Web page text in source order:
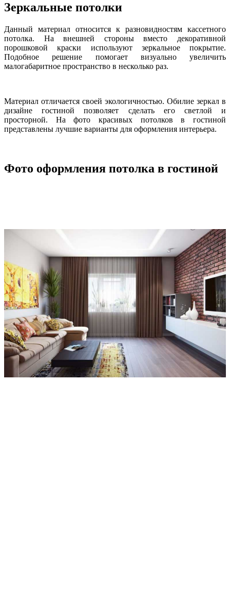
Зеркальные потолки
Данный материал относится к разновидностям кассетного
потолка. На внешней стороны вместо декоративной
порошковой краски используют зеркальное покрытие.
Подобное решение помогает визуально увеличить
малогабаритное пространство в несколько раз.
Материал отличается своей экологичностью. Обилие зеркал в
дизайне гостиной позволяет сделать его светлой и
просторной. На фото красивых потолков в гостиной
представлены лучшие варианты для оформления интерьера.
Фото оформления потолка в гостиной